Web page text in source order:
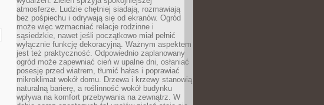
atmosferze. Ludzie chętniej siadają, rozmawiają
bez pośpiechu i odrywają się od ekranów. Ogród
może więc wzmacniać relacje rodzinne i
sąsiedzkie, nawet jeśli początkowo miał pełnić
wyłącznie funkcję dekoracyjną. Ważnym aspektem
jest też praktyczność. Odpowiednio zaplanowany
ogród może zapewniać cień w upalne dni, osłaniać
posesję przed wiatrem, tłumić hałas i poprawiać
mikroklimat wokół domu. Drzewa i krzewy stanowią
naturalną barierę, a roślinność wokół budynku
wpływa na komfort przebywania na zewnątrz. W